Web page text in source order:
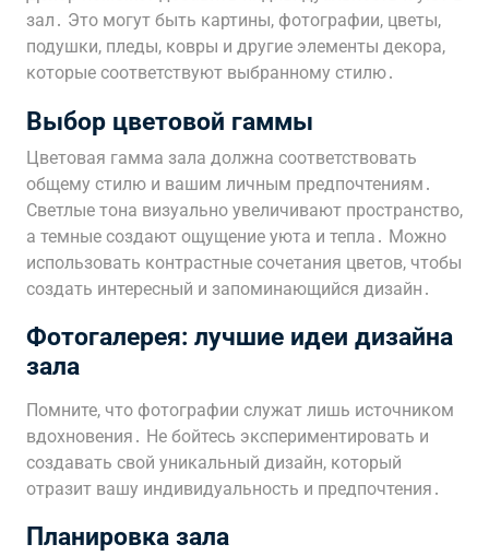
зал․ Это могут быть картины, фотографии, цветы,
подушки, пледы, ковры и другие элементы декора,
которые соответствуют выбранному стилю․
Выбор цветовой гаммы
Цветовая гамма зала должна соответствовать
общему стилю и вашим личным предпочтениям․
Светлые тона визуально увеличивают пространство,
а темные создают ощущение уюта и тепла․ Можно
использовать контрастные сочетания цветов, чтобы
создать интересный и запоминающийся дизайн․
Фотогалерея: лучшие идеи дизайна
зала
Помните, что фотографии служат лишь источником
вдохновения․ Не бойтесь экспериментировать и
создавать свой уникальный дизайн, который
отразит вашу индивидуальность и предпочтения․
Планировка зала